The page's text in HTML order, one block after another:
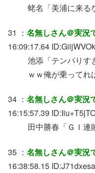
蛯名「美浦に来る
31 ： 名無しさん＠実況
16:09:17.64
池添「テンパりす
ｗｗ俺が乗ってれ
34 ： 名無しさん＠実況
16:15:57.39
田中勝春「ＧＩ連
35 ： 名無しさん＠実況
16:38:58.15